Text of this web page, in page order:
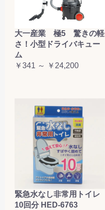
大一産業 極5 驚きの軽
さ！小型ドライバキュー
ム
￥341 ～ ￥24,200
緊急水なし非常用トイレ
10回分 HED-6763